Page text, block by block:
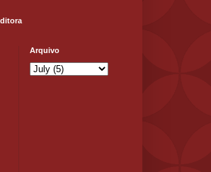
Arquivo